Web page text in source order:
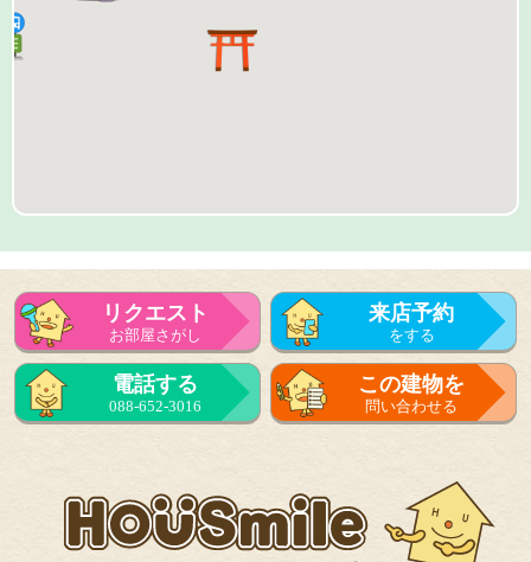
リクエスト
お部屋さがし
来店予約
をする
来店予約
をする
電話する
088-652-3016
この建物を
問い合わせる